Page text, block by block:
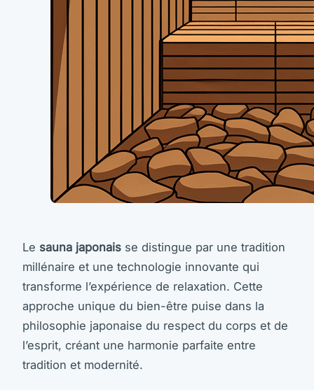
Le sauna japonais se distingue par une tradition
millénaire et une technologie innovante qui
transforme l’expérience de relaxation. Cette
approche unique du bien-être puise dans la
philosophie japonaise du respect du corps et de
l’esprit, créant une harmonie parfaite entre
tradition et modernité.